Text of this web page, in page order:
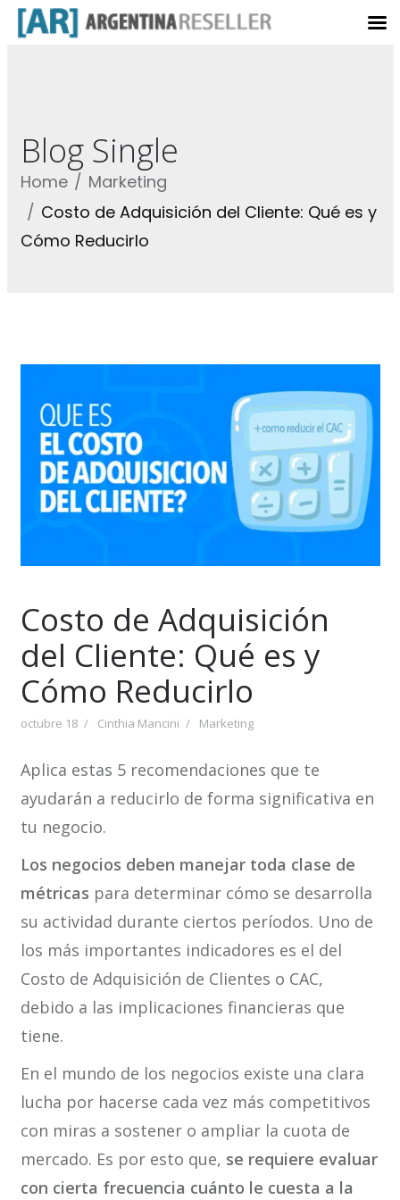
Blog Single
Home
Marketing
Costo de Adquisición del Cliente: Qué es y
Cómo Reducirlo
Costo de Adquisición
del Cliente: Qué es y
Cómo Reducirlo
octubre 18 Cinthia Mancini Marketing
Aplica estas 5 recomendaciones que te
ayudarán a reducirlo de forma significativa en
tu negocio.
Los negocios deben manejar toda clase de
métricas para determinar cómo se desarrolla
su actividad durante ciertos períodos. Uno de
los más importantes indicadores es el del
Costo de Adquisición de Clientes o CAC,
debido a las implicaciones financieras que
tiene.
En el mundo de los negocios existe una clara
lucha por hacerse cada vez más competitivos
con miras a sostener o ampliar la cuota de
mercado. Es por esto que, se requiere evaluar
con cierta frecuencia cuánto le cuesta a la